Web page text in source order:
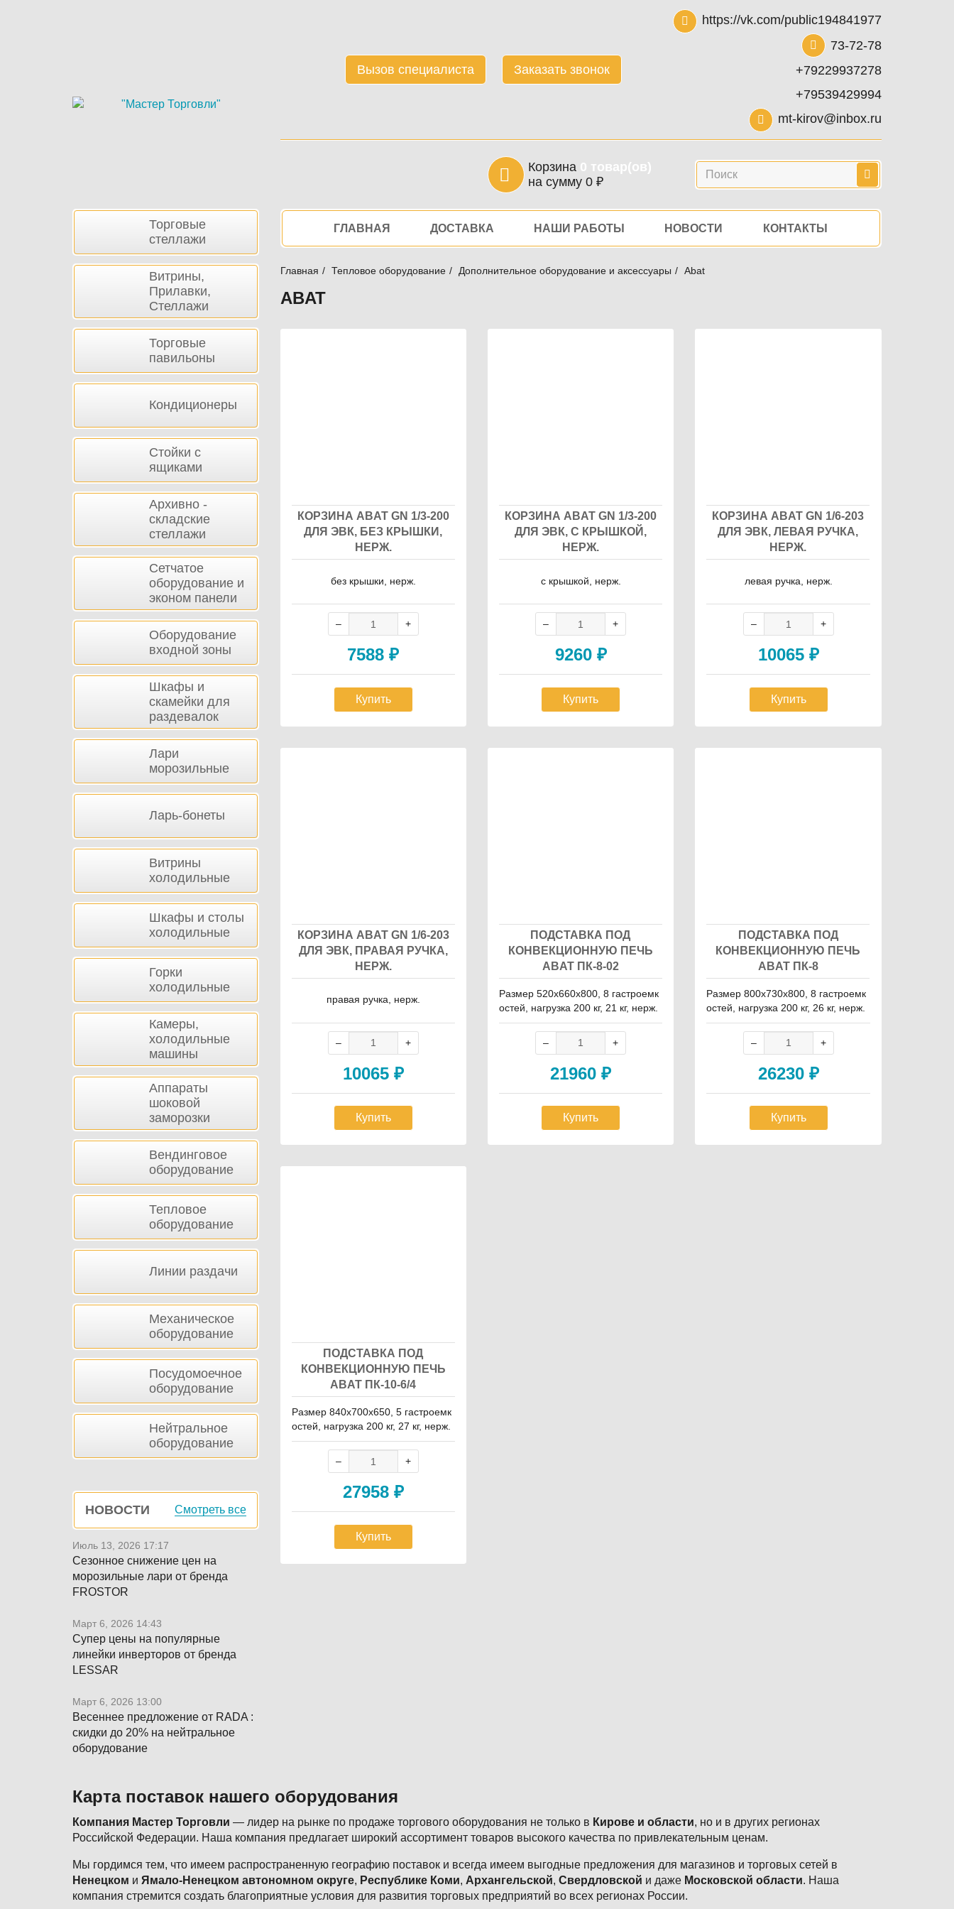
Вызов специалиста Заказать звонок
https://vk.com/public194841977
73-72-78
+79229937278
+79539429994
mt-kirov@inbox.ru
Корзина 0 товар(ов)
на сумму 0 ₽
Поиск
НавигацияГЛАВНАЯ ДОСТАВКА НАШИ РАБОТЫ НОВОСТИ КОНТАКТЫ
Главная Тепловое оборудование Дополнительное оборудование и аксессуары Abat
ABAT
Товары
КОРЗИНА ABAT GN 1/3-200
ДЛЯ ЭВК, БЕЗ КРЫШКИ,
НЕРЖ.
без крышки, нерж.
7588₽
Купить
КОРЗИНА ABAT GN 1/3-200
ДЛЯ ЭВК, С КРЫШКОЙ,
НЕРЖ.
с крышкой, нерж.
9260 ₽
Купить
КОРЗИНА ABAT GN 1/6-203
ДЛЯ ЭВК, ЛЕВАЯ РУЧКА,
НЕРЖ.
левая ручка, нерж.
10065 ₽
Купить
КОРЗИНА ABAT GN 1/6-203
ДЛЯ ЭВК, ПРАВАЯ РУЧКА,
НЕРЖ.
правая ручка, нерж.
10065 ₽
Купить
ПОДСТАВКА ПОД
КОНВЕКЦИОННУЮ ПЕЧЬ
ABAT ПК-8-02
Размер 520х660х800, 8 гастроемк
остей, нагрузка 200 кг, 21 кг, нерж.
21960₽
Купить
ПОДСТАВКА ПОД
КОНВЕКЦИОННУЮ ПЕЧЬ
ABAT ПК-8
Размер 800х730х800, 8 гастроемк
остей, нагрузка 200 кг, 26 кг, нерж.
26230 ₽
Купить
ПОДСТАВКА ПОД
КОНВЕКЦИОННУЮ ПЕЧЬ
ABAT ПК-10-6/4
Размер 840х700х650, 5 гастроемк
остей, нагрузка 200 кг, 27 кг, нерж.
27958 ₽
Купить
Боковая Торговые
стеллажи
Витрины,
Прилавки,
Стеллажи
Торговые
павильоны
Кондиционеры
Стойки с
ящиками
Архивно -
складские
стеллажи
Сетчатое
оборудование и
эконом панели
Оборудование
входной зоны
Шкафы и
скамейки для
раздевалок
Лари
морозильные
Ларь-бонеты
Витрины
холодильные
Шкафы и столы
холодильные
Горки
холодильные
Камеры,
холодильные
машины
Аппараты
шоковой
заморозки
Вендинговое
оборудование
Тепловое
оборудование
Линии раздачи
Механическое
оборудование
Посудомоечное
оборудование
Нейтральное
оборудование
НОВОСТИ Смотреть все
Июль 13, 2026 17:17
Сезонное снижение цен на
морозильные лари от бренда
FROSTOR
Март 6, 2026 14:43
Супер цены на популярные
линейки инверторов от бренда
LESSAR
Март 6, 2026 13:00
Весеннее предложение от RADA :
скидки до 20% на нейтральное
оборудование
Карта поставок нашего оборудования
Компания Мастер Торговли — лидер на рынке по продаже торгового оборудования не только в Кирове и области, но и в других регионах
Российской Федерации. Наша компания предлагает широкий ассортимент товаров высокого качества по привлекательным ценам.
Мы гордимся тем, что имеем распространенную географию поставок и всегда имеем выгодные предложения для магазинов и торговых сетей в
Ненецком и Ямало-Ненецком автономном округе, Республике Коми, Архангельской, Свердловской и даже Московской области. Наша
компания стремится создать благоприятные условия для развития торговых предприятий во всех регионах России.